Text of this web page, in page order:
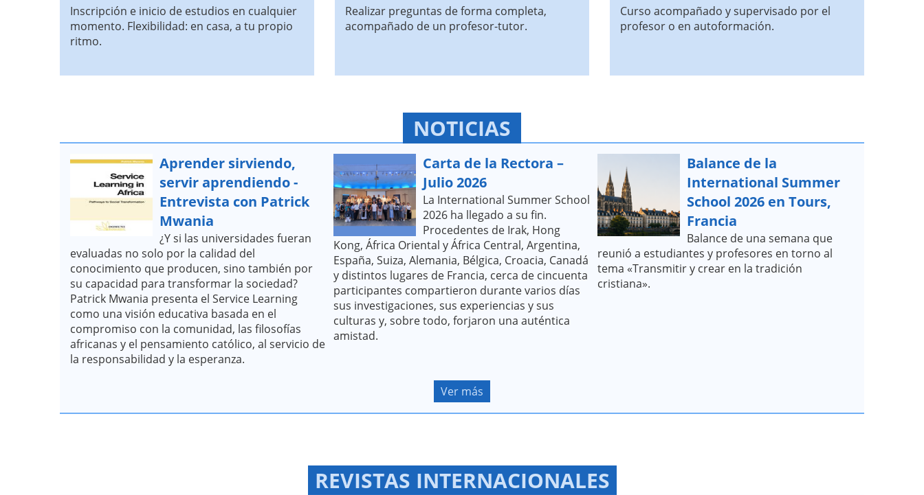
Inscripción e inicio de estudios en cualquier
momento. Flexibilidad: en casa, a tu propio
ritmo.
Realizar preguntas de forma completa,
acompañado de un profesor-tutor.
Curso acompañado y supervisado por el
profesor o en autoformación.
NOTICIAS
Aprender sirviendo,
servir aprendiendo -
Entrevista con Patrick
Mwania
¿Y si las universidades fueran
evaluadas no solo por la calidad del
conocimiento que producen, sino también por
su capacidad para transformar la sociedad?
Patrick Mwania presenta el Service Learning
como una visión educativa basada en el
compromiso con la comunidad, las filosofías
africanas y el pensamiento católico, al servicio de
la responsabilidad y la esperanza.
Carta de la Rectora –
Julio 2026
La International Summer School
2026 ha llegado a su fin.
Procedentes de Irak, Hong
Kong, África Oriental y África Central, Argentina,
España, Suiza, Alemania, Bélgica, Croacia, Canadá
y distintos lugares de Francia, cerca de cincuenta
participantes compartieron durante varios días
sus investigaciones, sus experiencias y sus
culturas y, sobre todo, forjaron una auténtica
amistad.
Balance de la
International Summer
School 2026 en Tours,
Francia
Balance de una semana que
reunió a estudiantes y profesores en torno al
tema «Transmitir y crear en la tradición
cristiana».
Ver más
REVISTAS INTERNACIONALES